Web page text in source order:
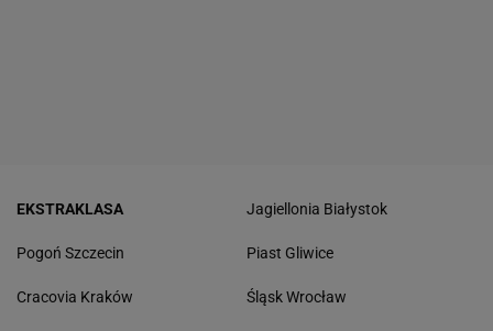
EKSTRAKLASA
Pogoń Szczecin
Cracovia Kraków
Jagiellonia Białystok
Piast Gliwice
Śląsk Wrocław